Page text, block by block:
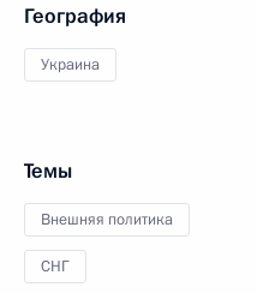
География
Украина
Темы
Внешняя политика
СНГ